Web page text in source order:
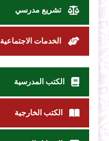
تشريع مدرسي
الخدمات الاجتماعية
الكتب المدرسية
الكتب الخارجية